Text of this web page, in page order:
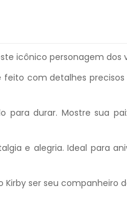
icônico personagem dos
com detalhes
para durar. Mostre sua
e alegria. Ideal para
ser seu companheiro